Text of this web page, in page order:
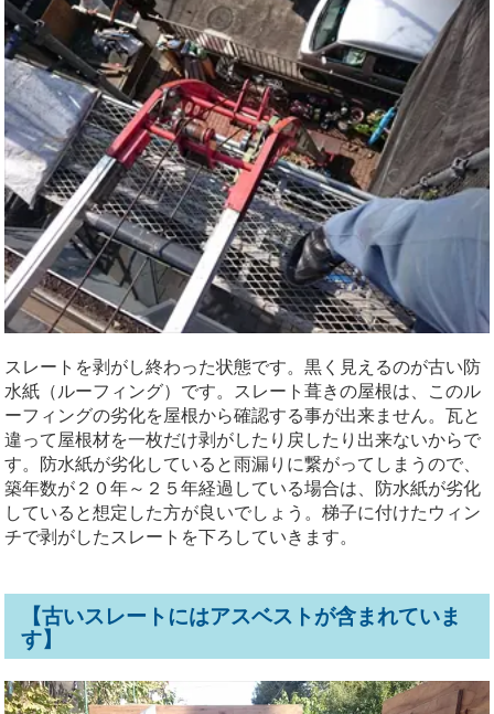
スレートを剥がし終わった状態です。黒く見えるのが古い防
水紙（ルーフィング）です。スレート葺きの屋根は、このル
ーフィングの劣化を屋根から確認する事が出来ません。瓦と
違って屋根材を一枚だけ剥がしたり戻したり出来ないからで
す。防水紙が劣化していると雨漏りに繋がってしまうので、
築年数が２０年～２５年経過している場合は、防水紙が劣化
していると想定した方が良いでしょう。梯子に付けたウィン
チで剥がしたスレートを下ろしていきます。
【古いスレートにはアスベストが含まれていま
す】